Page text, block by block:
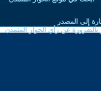
إلى المصدر
بالضرورة عن رأي الحوار المتمدن